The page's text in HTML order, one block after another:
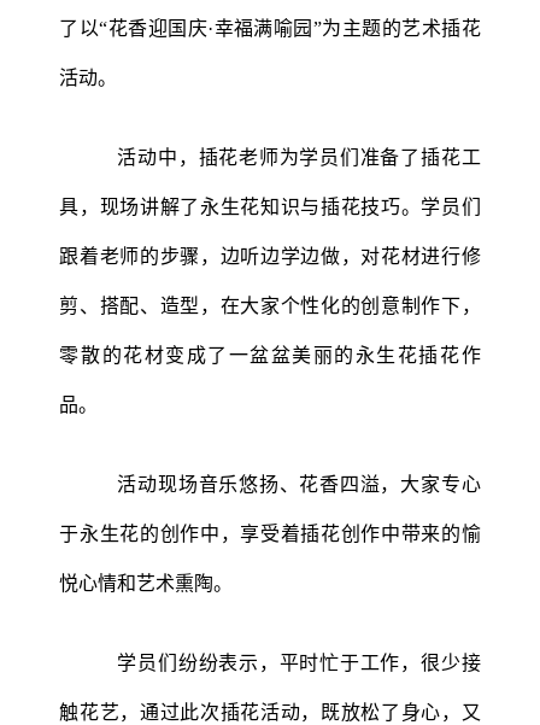
了以“花香迎国庆·幸福满喻园”为主题的艺术插花
活动。
活动中，插花老师为学员们准备了插花工
具，现场讲解了永生花知识与插花技巧。学员们
跟着老师的步骤，边听边学边做，对花材进行修
剪、搭配、造型，在大家个性化的创意制作下，
零散的花材变成了一盆盆美丽的永生花插花作
品。
活动现场音乐悠扬、花香四溢，大家专心
于永生花的创作中，享受着插花创作中带来的愉
悦心情和艺术熏陶。
学员们纷纷表示，平时忙于工作，很少接
触花艺，通过此次插花活动，既放松了身心，又